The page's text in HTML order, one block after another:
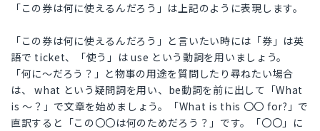
「この券は何に使えるんだろう」は上記のように表現します。
「この券は何に使えるんだろう」と言いたい時には「券」は英
語で ticket、「使う」は use という動詞を用いましょう。
「何に〜だろう？」と物事の用途を質問したり尋ねたい場合
は、 what という疑問詞を用い、be動詞を前に出して「What
is 〜？」で文章を始めましょう。「What is this 〇〇 for?」で
直訳すると「この〇〇は何のためだろう？」です。「〇〇」に